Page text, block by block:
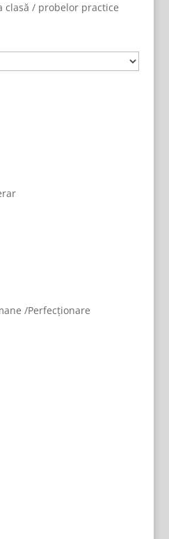
/ probelor practice
/Perfecționare